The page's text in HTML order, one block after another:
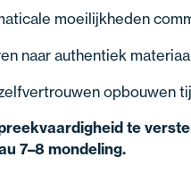
moeilijkheden
naar authentiek
opbouwen
te
7–8 mondeling.